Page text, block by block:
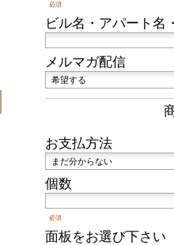
必須
ビル名・アパート名
メルマガ配信
お支払方法
個数
必須
面板をお選び下さい